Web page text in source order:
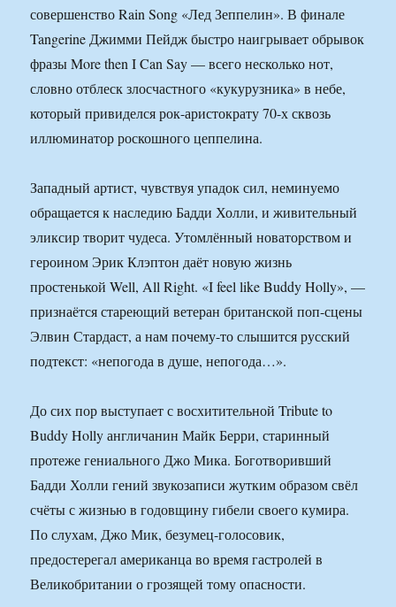
совершенство Rain Song «Лед Зеппелин». В финале
Tangerine Джимми Пейдж быстро наигрывает обрывок
фразы More then I Can Say — всего несколько нот,
словно отблеск злосчастного «кукурузника» в небе,
который привиделся рок-аристократу 70-х сквозь
иллюминатор роскошного цеппелина.
Западный артист, чувствуя упадок сил, неминуемо
обращается к наследию Бадди Холли, и живительный
эликсир творит чудеса. Утомлённый новаторством и
героином Эрик Клэптон даёт новую жизнь
простенькой Well, All Right. «I feel like Buddy Holly», —
признаётся стареющий ветеран британской поп-сцены
Элвин Стардаст, а нам почему-то слышится русский
подтекст: «непогода в душе, непогода…».
До сих пор выступает с восхитительной Tribute to
Buddy Holly англичанин Майк Берри, старинный
протеже гениального Джо Мика. Боготворивший
Бадди Холли гений звукозаписи жутким образом свёл
счёты с жизнью в годовщину гибели своего кумира.
По слухам, Джо Мик, безумец-голосовик,
предостерегал американца во время гастролей в
Великобритании о грозящей тому опасности.